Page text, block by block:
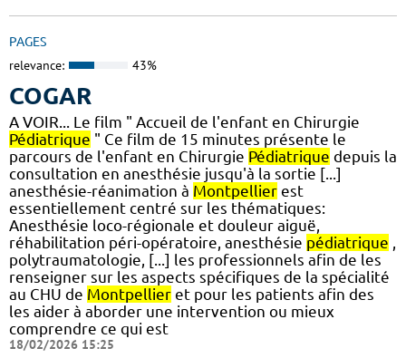
PAGES
relevance: 43%
COGAR
A VOIR... Le film " Accueil de l'enfant en Chirurgie
Pédiatrique " Ce film de 15 minutes présente le
parcours de l'enfant en Chirurgie Pédiatrique depuis la
consultation en anesthésie jusqu'à la sortie [...]
anesthésie-réanimation à Montpellier est
essentiellement centré sur les thématiques:
Anesthésie loco-régionale et douleur aiguë,
réhabilitation péri-opératoire, anesthésie pédiatrique
polytraumatologie, [...] les professionnels afin de les
renseigner sur les aspects spécifiques de la spécialité
au CHU de Montpellier et pour les patients afin des
les aider à aborder une intervention ou mieux
comprendre ce qui est
18/02/2026 15:25